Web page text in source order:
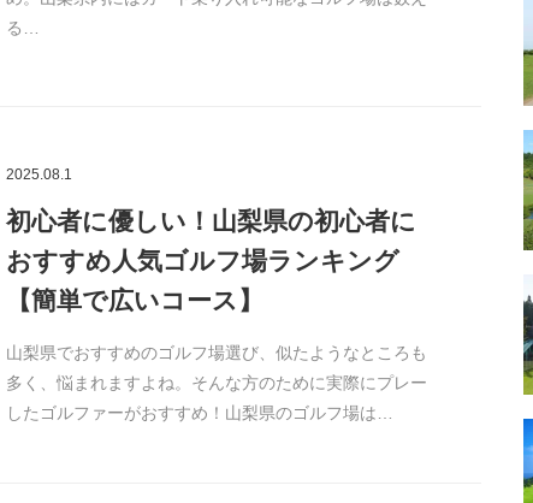
る…
2025.08.1
初心者に優しい！山梨県の初心者に
おすすめ人気ゴルフ場ランキング
【簡単で広いコース】
山梨県でおすすめのゴルフ場選び、似たようなところも
多く、悩まれますよね。そんな方のために実際にプレー
したゴルファーがおすすめ！山梨県のゴルフ場は…